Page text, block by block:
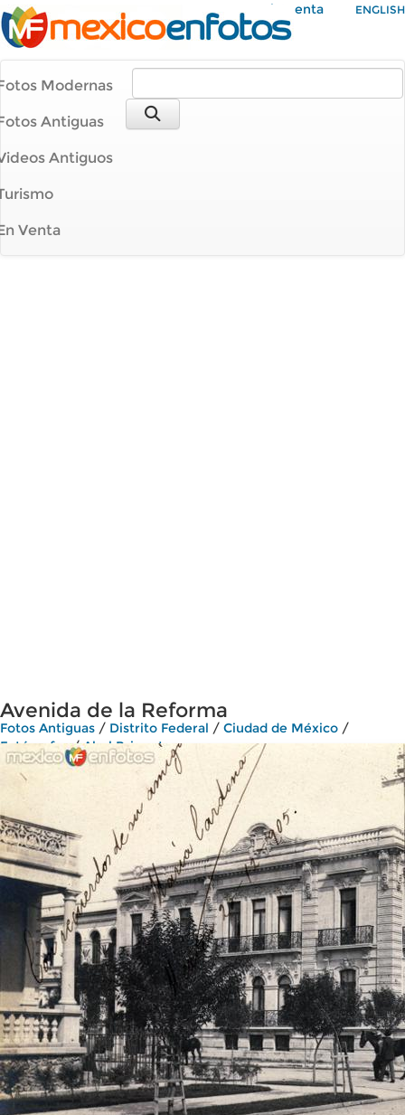
Mi Cuenta ENGLISH
Modernas
Antiguas
Antiguos
Venta
Avenida de la Reforma
Fotos Antiguas / Distrito Federal / Ciudad de México /
Fotógrafos/Abel Briquet